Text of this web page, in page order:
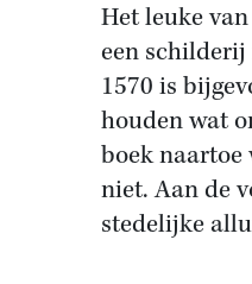
Het leuke
een
1570 is
houden wat
boek naartoe
niet. Aan de
stedelijke